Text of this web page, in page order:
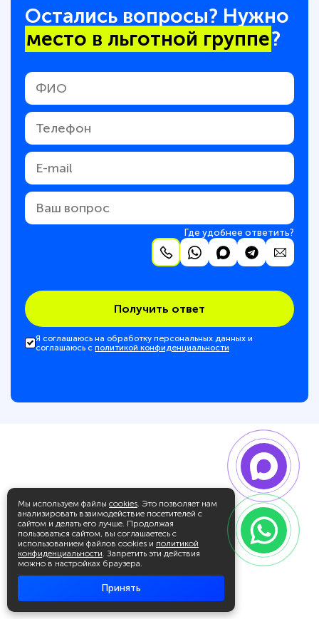
Мы используем файлы cookies. Это позволяет нам
анализировать взаимодействие посетителей с
сайтом и делать его лучше. Продолжая
пользоваться сайтом, вы соглашаетесь с
использованием файлов cookies и политикой
конфиденциальности. Запретить эти действия
можно в настройках браузера.
Принять
Остались вопросы? Нужно
место в льготной группе?
Где удобнее ответить?
Получить ответ
Я соглашаюсь на обработку персональных данных и
соглашаюсь с политикой конфиденциальности